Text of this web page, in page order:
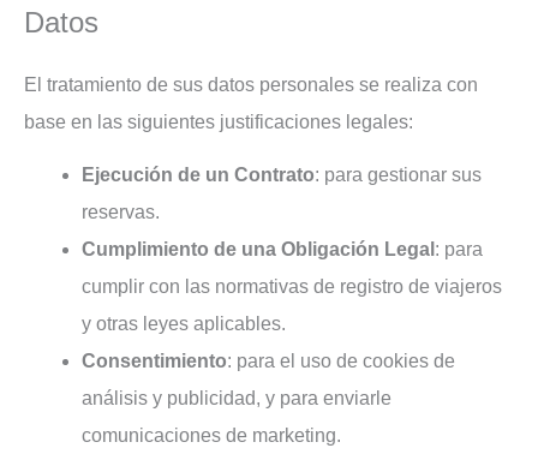
Datos
El tratamiento de sus datos personales se realiza con
base en las siguientes justificaciones legales:
Ejecución de un Contrato: para gestionar sus
reservas.
Cumplimiento de una Obligación Legal : para
cumplir con las normativas de registro de viajeros
y otras leyes aplicables.
Consentimiento: para el uso de cookies de
análisis y publicidad, y para enviarle
comunicaciones de marketing.